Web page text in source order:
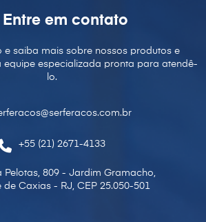
Entre em contato
e saiba mais sobre nossos produtos e
equipe especializada pronta para atendê-
lo.
+55 (21) 2671-4133
Pelotas, 809 - Jardim Gramacho,
de Caxias - RJ, CEP 25.050-501